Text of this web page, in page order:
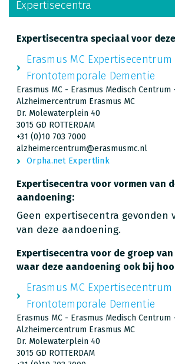
Expertisecentra
Expertisecentra speciaal voor
Erasmus MC
Frontotemporale Dementie
Erasmus MC - Erasmus Medisch Centrum
Alzheimercentrum Erasmus MC
Dr. Molewaterplein 40
3015 GD ROTTERDAM
+31 (0)10 703 7000
alzheimercentrum@erasmusmc.nl
Orpha.net Expertlink
Expertisecentra voor vormen van
aandoening:
Geen expertisecentra gevonden
van deze aandoening.
Expertisecentra voor de groep
waar deze aandoening ook bij
Erasmus MC
Frontotemporale Dementie
Erasmus MC - Erasmus Medisch Centrum
Alzheimercentrum Erasmus MC
Dr. Molewaterplein 40
3015 GD ROTTERDAM